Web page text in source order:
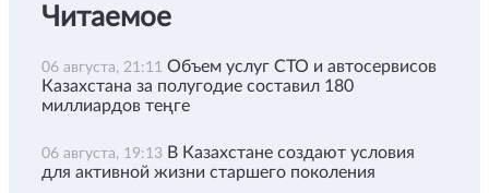
Читаемое
06 августа, 21:11 Объем услуг СТО и автосервисов
Казахстана за полугодие составил 180
миллиардов теңге
06 августа, 19:13 В Казахстане создают условия
для активной жизни старшего поколения